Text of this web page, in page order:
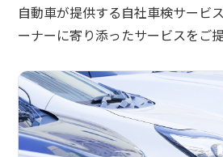
自動車が提供する自社車検サービ
ーナーに寄り添ったサービスをご